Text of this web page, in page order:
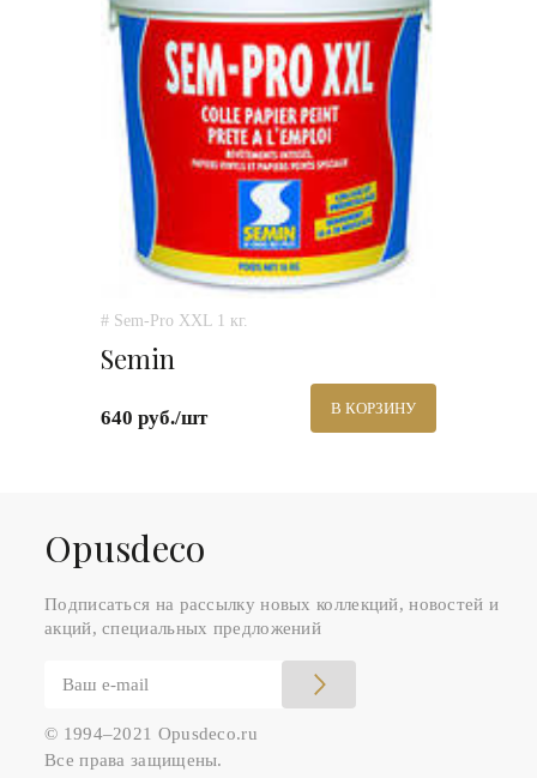
# Sem-Pro XXL 1 кг.
Semin
640 руб./шт В КОРЗИНУ
Оpusdeco
Подписаться на рассылку новых коллекций, новостей и
акций, специальных предложений
© 1994–2021 Opusdeco.ru
Все права защищены.